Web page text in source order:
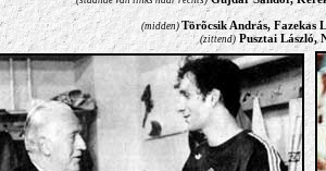
(midden) Törõcsik András, Fazekas
(zittend) Pusztai László,